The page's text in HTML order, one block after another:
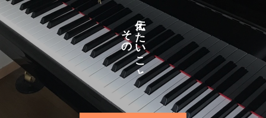
え
た
い
こ
と
そ
の
ま
ま
に
。